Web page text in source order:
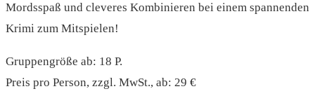
Mordsspaß und cleveres Kombinieren bei einem spannenden
Krimi zum Mitspielen!
Gruppengröße ab: 18 P.
Preis pro Person, zzgl. MwSt., ab: 29 €